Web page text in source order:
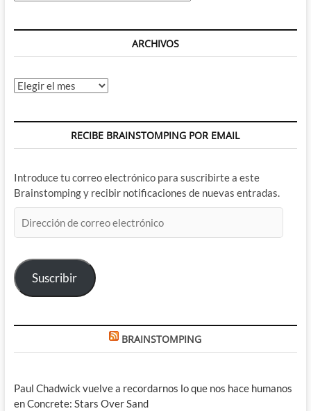
ARCHIVOS
Archivos
RECIBE BRAINSTOMPING POR EMAIL
Introduce tu correo electrónico para suscribirte a este
Brainstomping y recibir notificaciones de nuevas entradas.
de
electrónico
Suscribir
BRAINSTOMPING
Paul Chadwick vuelve a recordarnos lo que nos hace humanos
en Concrete: Stars Over Sand